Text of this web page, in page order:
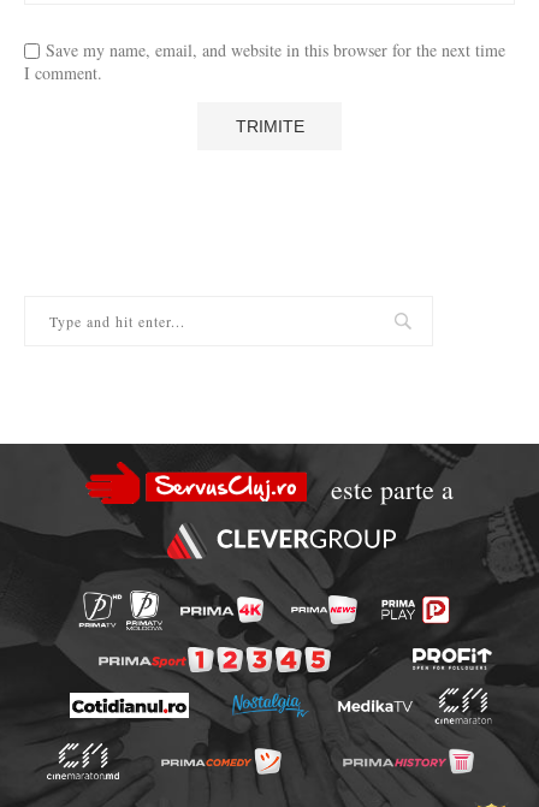
Save my name, email, and website in this browser for the next time
I comment.
este parte a